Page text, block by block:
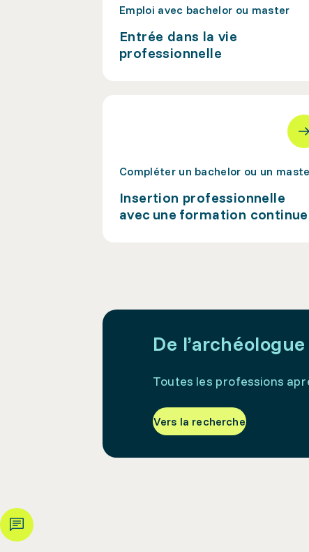
Emploi avec bachelor ou master
Entrée dans la vie
professionnelle
Compléter un bachelor ou un
Insertion professionnelle
avec une formation continue
De
Toutes les professions
Vers la recherche